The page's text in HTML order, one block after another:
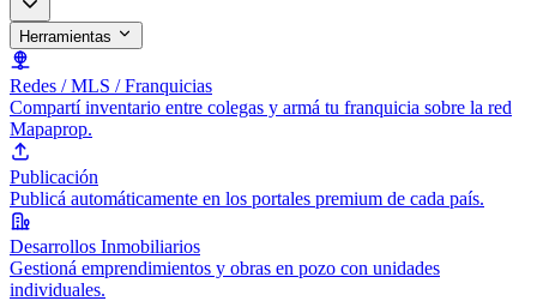
Herramientas
Redes / MLS / Franquicias
Compartí inventario entre colegas y armá tu franquicia sobre la red
Mapaprop.
Publicación
Publicá automáticamente en los portales premium de cada país.
Desarrollos Inmobiliarios
Gestioná emprendimientos y obras en pozo con unidades
individuales.